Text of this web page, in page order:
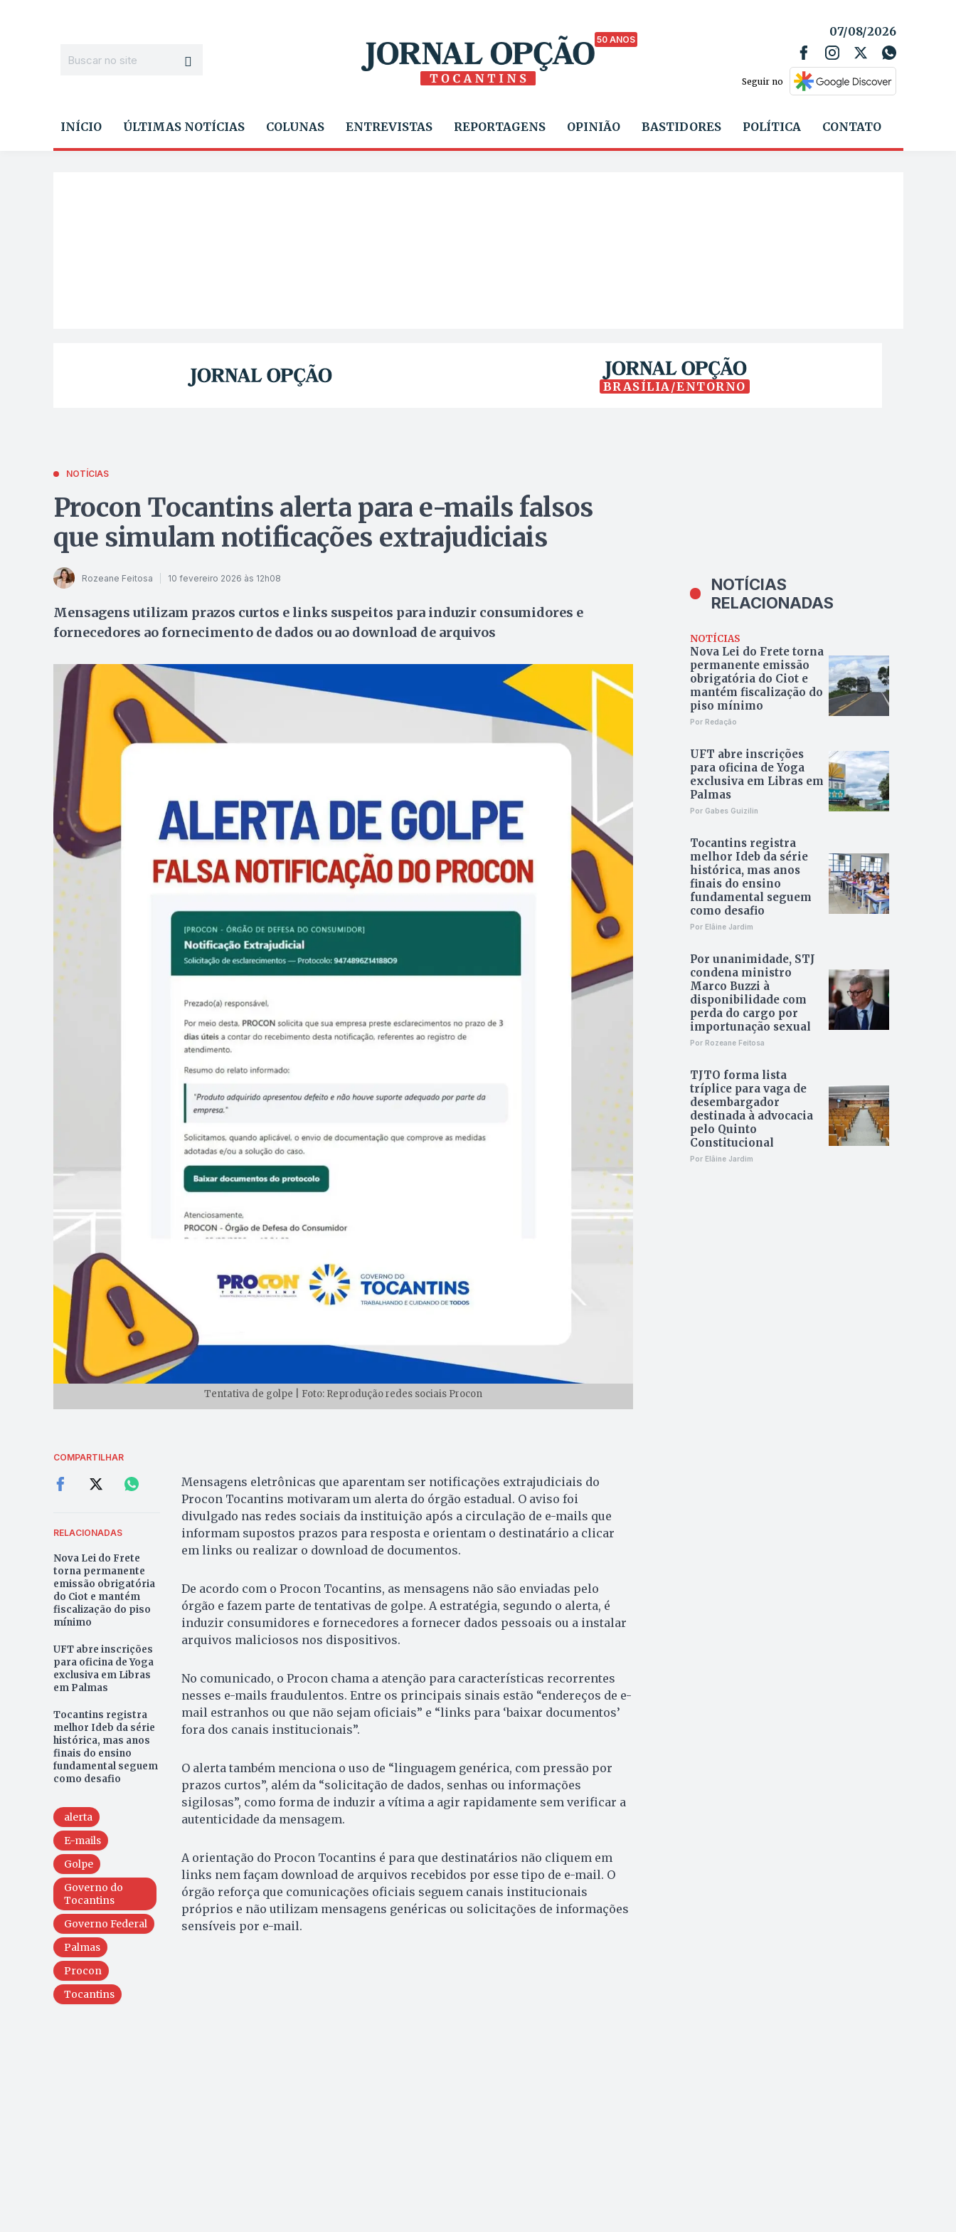
50 ANOS
07/08/2026
Seguir no
INÍCIO ÚLTIMAS NOTÍCIAS COLUNAS ENTREVISTAS REPORTAGENS OPINIÃO BASTIDORES POLÍTICA CONTATO
BRASÍLIA/ENTORNO
NOTÍCIAS
Procon Tocantins alerta para e-mails falsos
que simulam notificações extrajudiciais
Rozeane Feitosa 10 fevereiro 2026 às 12h08
Mensagens utilizam prazos curtos e links suspeitos para induzir consumidores e
fornecedores ao fornecimento de dados ou ao download de arquivos
Tentativa de golpe | Foto: Reprodução redes sociais Procon
COMPARTILHAR
RELACIONADAS
Nova Lei do Frete
torna permanente
emissão obrigatória
do Ciot e mantém
fiscalização do piso
mínimo
UFT abre inscrições
para oficina de Yoga
exclusiva em Libras
em Palmas
Tocantins registra
melhor Ideb da série
histórica, mas anos
finais do ensino
fundamental seguem
como desafio
alerta
E-mails
Golpe
Governo do
Tocantins
Governo Federal
Palmas
Procon
Tocantins
Mensagens eletrônicas que aparentam ser notificações extrajudiciais do
Procon Tocantins motivaram um alerta do órgão estadual. O aviso foi
divulgado nas redes sociais da instituição após a circulação de e-mails que
informam supostos prazos para resposta e orientam o destinatário a clicar
em links ou realizar o download de documentos.
De acordo com o Procon Tocantins, as mensagens não são enviadas pelo
órgão e fazem parte de tentativas de golpe. A estratégia, segundo o alerta, é
induzir consumidores e fornecedores a fornecer dados pessoais ou a instalar
arquivos maliciosos nos dispositivos.
No comunicado, o Procon chama a atenção para características recorrentes
nesses e-mails fraudulentos. Entre os principais sinais estão “endereços de e-
mail estranhos ou que não sejam oficiais” e “links para ‘baixar documentos’
fora dos canais institucionais”.
O alerta também menciona o uso de “linguagem genérica, com pressão por
prazos curtos”, além da “solicitação de dados, senhas ou informações
sigilosas”, como forma de induzir a vítima a agir rapidamente sem verificar a
autenticidade da mensagem.
A orientação do Procon Tocantins é para que destinatários não cliquem em
links nem façam download de arquivos recebidos por esse tipo de e-mail. O
órgão reforça que comunicações oficiais seguem canais institucionais
próprios e não utilizam mensagens genéricas ou solicitações de informações
sensíveis por e-mail.
NOTÍCIAS
RELACIONADAS
NOTÍCIAS
Nova Lei do Frete torna
permanente emissão
obrigatória do Ciot e
mantém fiscalização do
piso mínimo
Por Redação
UFT abre inscrições
para oficina de Yoga
exclusiva em Libras em
Palmas
Por Gabes Guizilin
Tocantins registra
melhor Ideb da série
histórica, mas anos
finais do ensino
fundamental seguem
como desafio
Por Elâine Jardim
Por unanimidade, STJ
condena ministro
Marco Buzzi à
disponibilidade com
perda do cargo por
importunação sexual
Por Rozeane Feitosa
TJTO forma lista
tríplice para vaga de
desembargador
destinada à advocacia
pelo Quinto
Constitucional
Por Elâine Jardim